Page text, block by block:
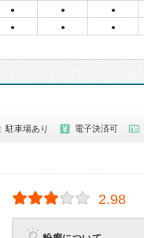
● ● ●
● ● ●
駐車場あり 電子決済可
2.98